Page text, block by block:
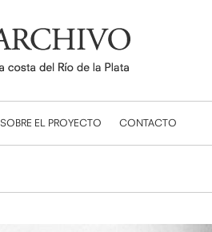
SOBRE EL PROYECTO CONTACTO